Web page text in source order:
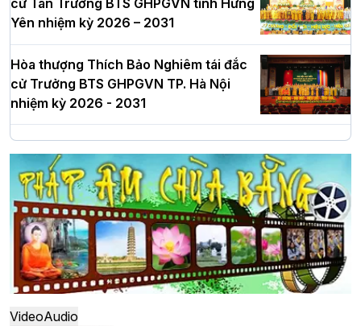
cử Tân Trưởng BTS GHPGVN tỉnh Hưng
Yên nhiệm kỳ 2026 – 2031
Hòa thượng Thích Bảo Nghiêm tái đắc
cử Trưởng BTS GHPGVN TP. Hà Nội
nhiệm kỳ 2026 - 2031
Hà Nội: Long trọng lễ khởi công xây
dựng Trung tâm văn hóa Phật giáo Thủ
đô
Hà Nội: Ngày tu học cuối cùng khép lại
khóa sinh hoạt Phật pháp mùa hè lần
thứ XIV tại chùa Bằng
VideoAudio